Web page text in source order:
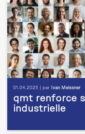
01.04.2025 | par Ivan Meissner
qmt renforce
industrielle